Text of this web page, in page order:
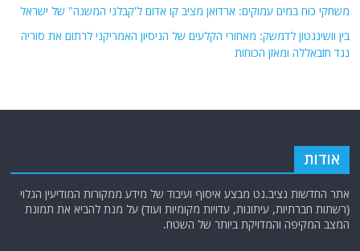
מסר למערב? המשמעות מאחורי עגינת הפריגטה הרוסית באלכסנדריה